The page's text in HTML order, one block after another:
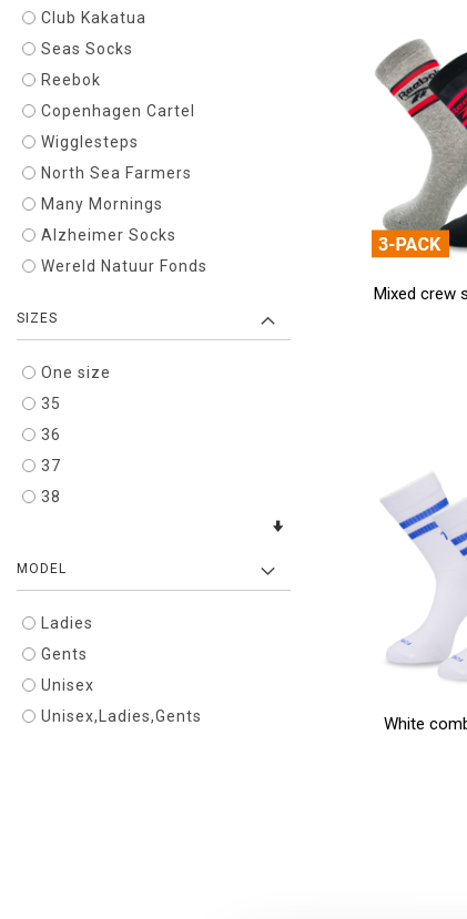
Mixed crew
White
Club Kakatua
Seas Socks
Reebok
Copenhagen Cartel
Wigglesteps
North Sea Farmers
Many Mornings
Alzheimer Socks
Wereld Natuur Fonds
SIZES
One size
35
36
37
38
MODEL
Ladies
Gents
Unisex
Unisex,Ladies,Gents